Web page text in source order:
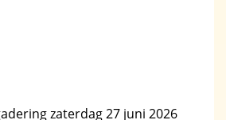
zaterdag 27 juni 2026